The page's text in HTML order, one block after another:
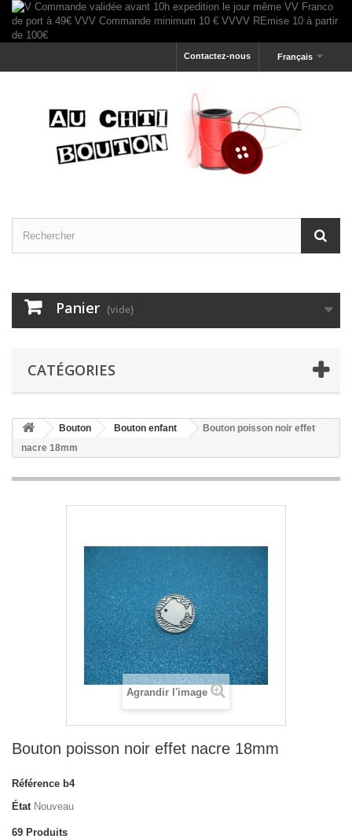
Français
Contactez-nous
Panier (vide)
CATÉGORIES
Bouton Bouton enfant
Bouton poisson noir effet
nacre 18mm
Agrandir l'image
Bouton poisson noir effet nacre 18mm
Référence b4
État Nouveau
69 Produits